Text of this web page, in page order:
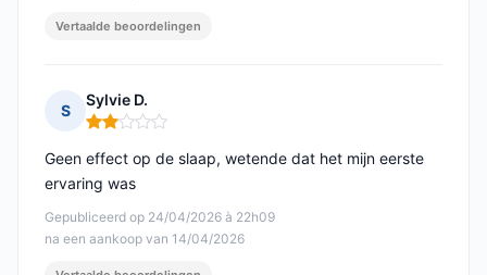
Vertaalde beoordelingen
S
Sylvie D.
Opmerking: 2 van 5
Gepubliceerd op 24/04/2026 à 22h09
na een aankoop van 14/04/2026
Geen effect op de slaap, wetende dat het mijn eerste
ervaring was